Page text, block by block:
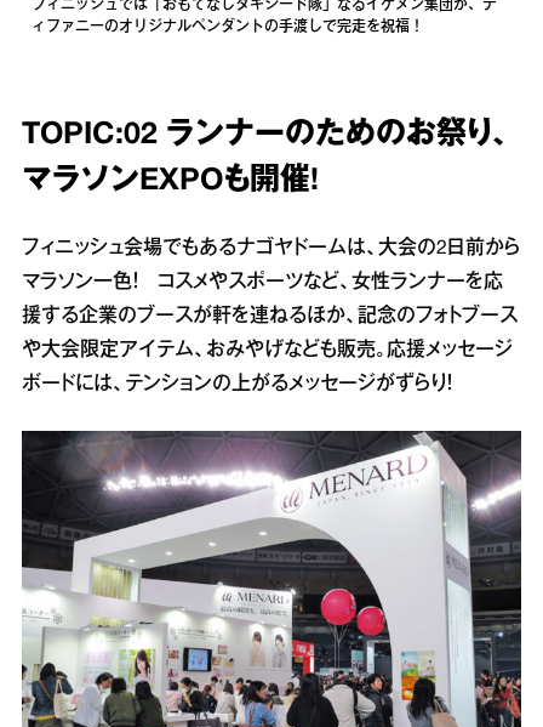
フィニッシュでは「おもてなしタキシード隊」なるイケメン集団が、テ
ィファニーのオリジナルペンダントの手渡しで完走を祝福！
TOPIC:02 ランナーのためのお祭り、
マラソンEXPOも開催!
フィニッシュ会場でもあるナゴヤドームは、大会の2日前から
マラソン一色！ コスメやスポーツなど、女性ランナーを応
援する企業のブースが軒を連ねるほか、記念のフォトブース
や大会限定アイテム、おみやげなども販売。応援メッセージ
ボードには、テンションの上がるメッセージがずらり！